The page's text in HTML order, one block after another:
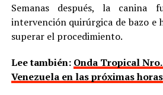
Semanas después, la canina
intervención quirúrgica de bazo e
superar el procedimiento.
Lee también: Onda Tropical
Venezuela en las próximas horas